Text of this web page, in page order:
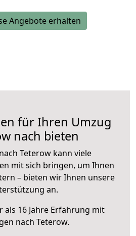
Angebote erhalten
für Ihren Umzug
nach bieten
nach Teterow kann viele
mit sich bringen, um Ihnen
– bieten wir Ihnen unsere
an.
als 16 Jahre Erfahrung mit
nach Teterow.